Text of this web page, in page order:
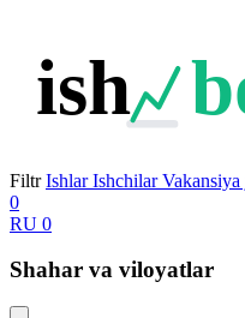
ish
Filtr Ishlar Ishchilar Vakansiya
0
RU 0
Shahar va viloyatlar